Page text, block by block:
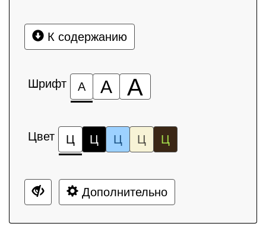
К содержанию
Шрифт А А А
Цвет Ц Ц Ц Ц Ц
Дополнительно